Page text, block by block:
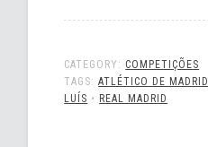
CATEGORY: COMPETIÇÕES
TAGS:ATLÉTICO DE MADRID
LUÍS • REAL MADRID